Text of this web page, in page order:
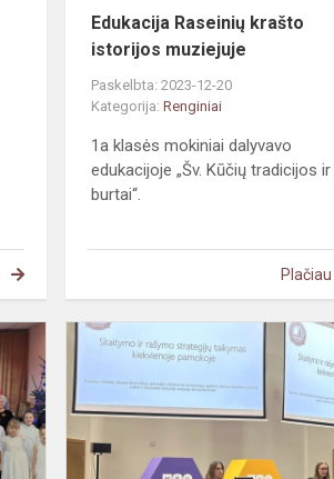
Edukacija Raseinių krašto
istorijos muziejuje
Paskelbta: 2023-12-20
Kategorija:Renginiai
1a klasės mokiniai dalyvavo
edukacijoje „Šv. Kūčių tradicijos ir
burtai“.
Plačiau
Kalėdinis
koncertas
Blinstrubiškių
socialinės
globos
namuos...